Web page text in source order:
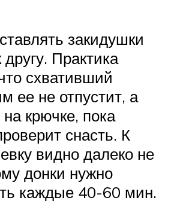
закидушки
другу. Практика
схвативший
ее не отпустит, а
крючке, пока
снасть. К
видно далеко не
донки нужно
каждые 40-60 мин.